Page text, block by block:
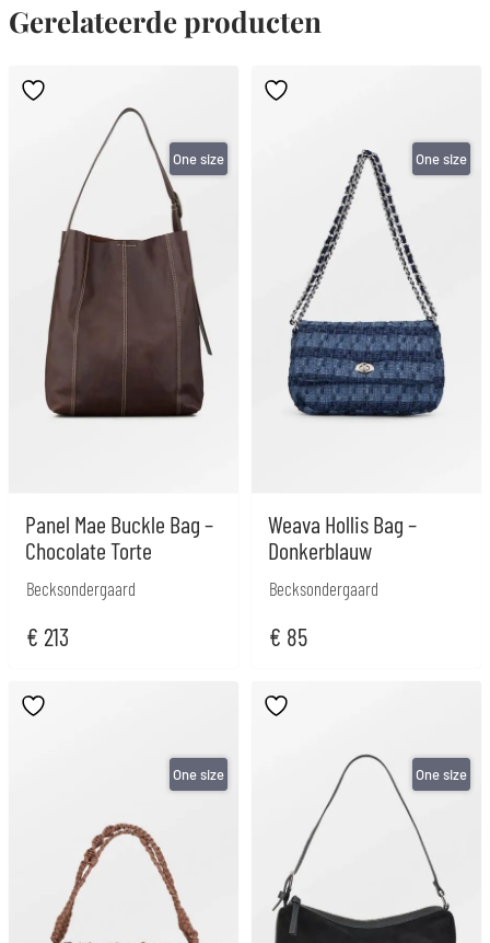
Gerelateerde producten
Panel Mae Buckle Bag –
Chocolate Torte
Becksondergaard
€ 213
One size
Weava Hollis Bag –
Donkerblauw
Becksondergaard
€ 85
One size
One size One size